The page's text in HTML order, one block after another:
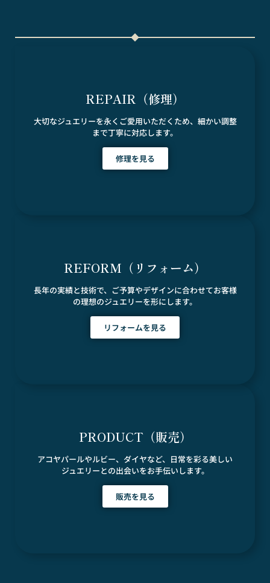
REPAIR（修理）
大切なジュエリーを永くご愛用いただくため、細かい調整
まで丁寧に対応します。
修理を見る
REFORM（リフォーム）
長年の実績と技術で、ご予算やデザインに合わせてお客様
の理想のジュエリーを形にします。
リフォームを見る
PRODUCT（販売）
アコヤパールやルビー、ダイヤなど、日常を彩る美しい
ジュエリーとの出会いをお手伝いします。
販売を見る